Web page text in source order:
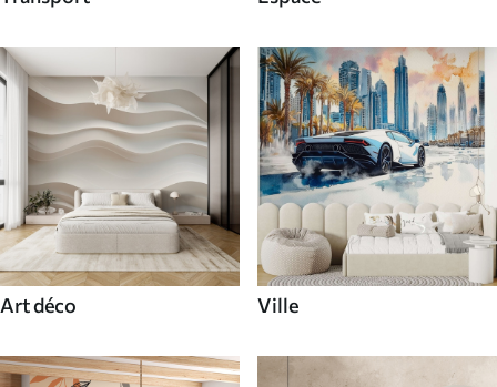
Art déco Ville